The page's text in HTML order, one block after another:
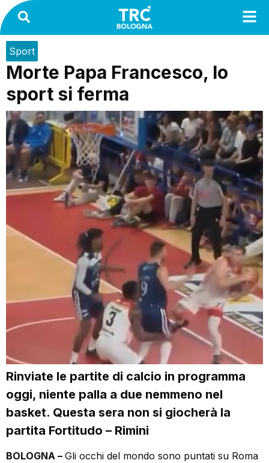
Sport
Morte Papa Francesco, lo
sport si ferma
Rinviate le partite di calcio in programma
oggi, niente palla a due nemmeno nel
basket. Questa sera non si giocherà la
partita Fortitudo – Rimini
BOLOGNA – Gli occhi del mondo sono puntati su Roma